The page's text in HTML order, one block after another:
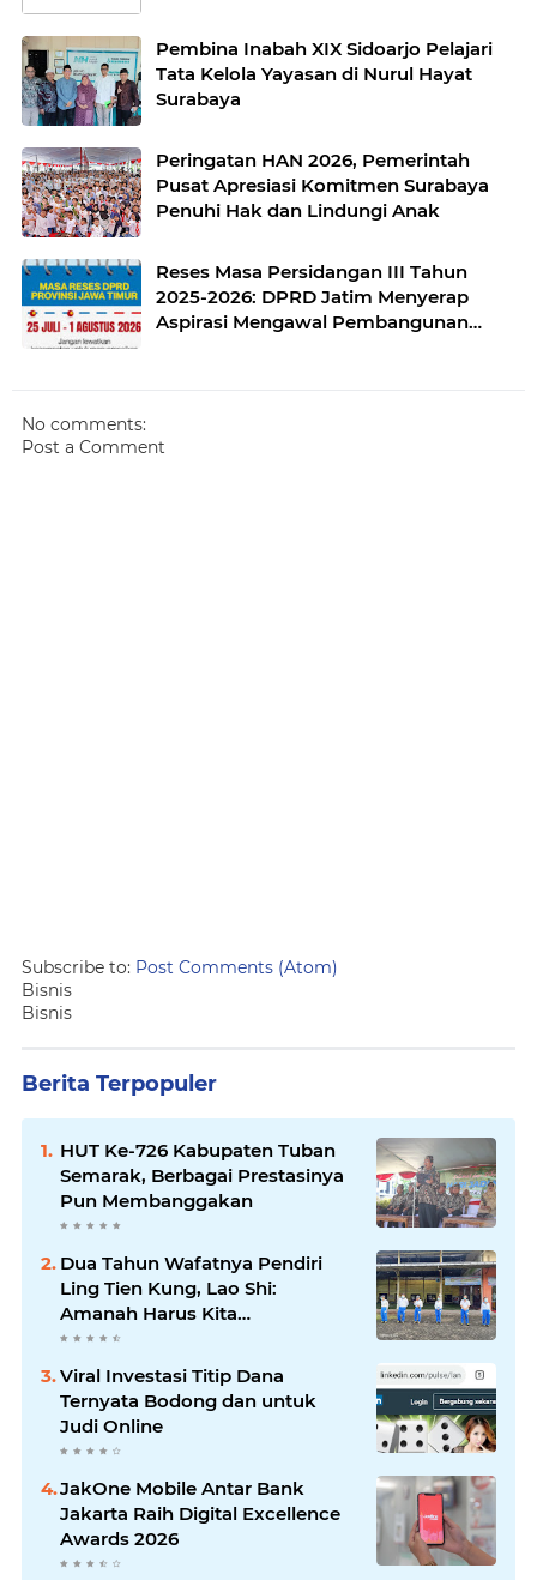
Sekaligus Perluas Akses Promosi
Pelaku UMKM
Pembina Inabah XIX Sidoarjo Pelajari
Tata Kelola Yayasan di Nurul Hayat
Surabaya
Peringatan HAN 2026, Pemerintah
Pusat Apresiasi Komitmen Surabaya
Penuhi Hak dan Lindungi Anak
Reses Masa Persidangan III Tahun
2025-2026: DPRD Jatim Menyerap
Aspirasi Mengawal Pembangunan
No comments:
Post a Comment
Subscribe to: Post Comments (Atom)
Bisnis
Bisnis
Berita Terpopuler
HUT Ke-726 Kabupaten Tuban
Semarak, Berbagai Prestasinya
Pun Membanggakan
Dua Tahun Wafatnya Pendiri
Ling Tien Kung, Lao Shi:
Amanah Harus Kita
Laksanakan!
Viral Investasi Titip Dana
Ternyata Bodong dan untuk
Judi Online
JakOne Mobile Antar Bank
Jakarta Raih Digital Excellence
Awards 2026